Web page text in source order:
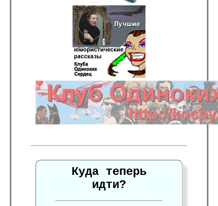
Куда теперь
идти?